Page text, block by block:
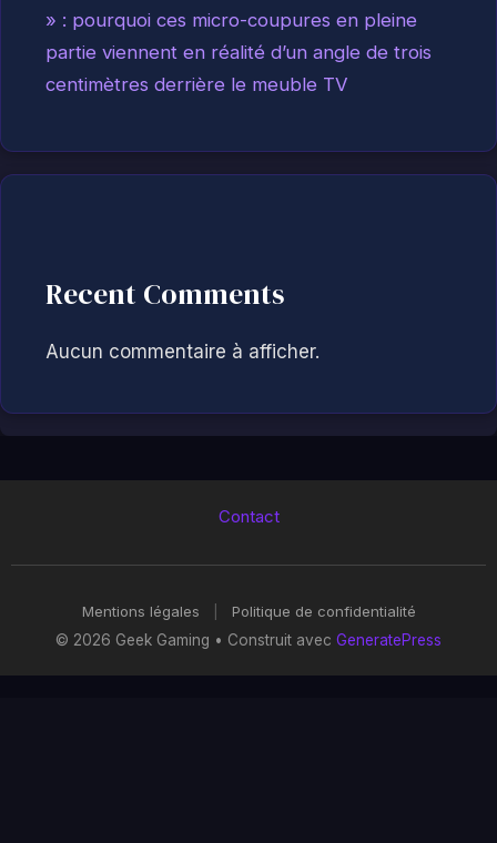
» : pourquoi ces micro-coupures en pleine
partie viennent en réalité d’un angle de trois
centimètres derrière le meuble TV
Recent Comments
Aucun commentaire à afficher.
Contact
Mentions légales
Politique de confidentialité
© 2026 Geek Gaming • Construit avec GeneratePress